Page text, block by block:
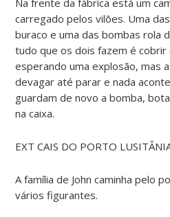
carregado pelos vilões. Uma
buraco e uma das bombas rola
tudo que os dois fazem é
esperando uma explosão, mas
devagar até parar e nada
guardam de novo a bomba,
na caixa.
EXT CAIS DO PORTO
A família de John caminha pelo
vários figurantes.